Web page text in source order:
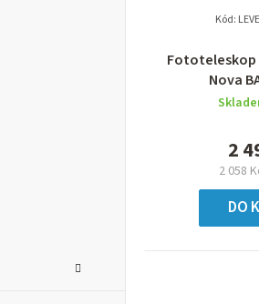
Fototeleskop
Nova
2 058
2
DO
Kód: